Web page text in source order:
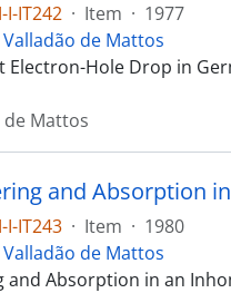
I-IT242 · Item · 1977
Valladão de Mattos
Electron-Hole Drop in
de Mattos
I-IT243 · Item · 1980
Valladão de Mattos
and Absorption in an